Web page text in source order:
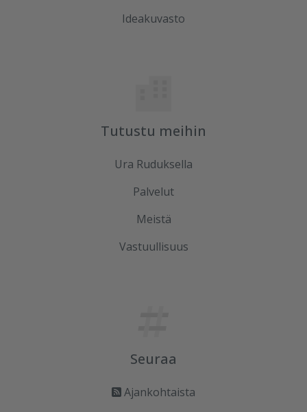
Ideakuvasto
Tutustu meihin
Ura Ruduksella
Palvelut
Meistä
Vastuullisuus
Seuraa
Ajankohtaista